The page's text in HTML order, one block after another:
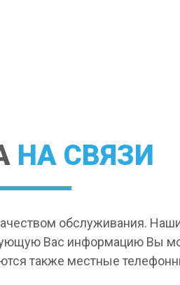
НА СВЯЗИ
обслуживания.
Вас информацию Вы
также местные